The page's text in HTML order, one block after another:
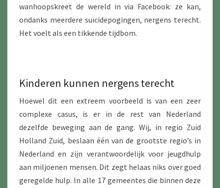
wanhoopskreet de wereld in via Facebook: ze kan,
ondanks meerdere suïcidepogingen, nergens terecht.
Het voelt als een tikkende tijdbom.
Kinderen kunnen nergens terecht
Hoewel dit een extreem voorbeeld is van een zeer
complexe casus, is er in de rest van Nederland
dezelfde beweging aan de gang. Wij, in regio Zuid
Holland Zuid, beslaan één van de grootste regio’s in
Nederland en zijn verantwoordelijk voor jeugdhulp
aan miljoenen mensen. Dit zegt helaas niks over goed
geregelde hulp. In alle 17 gemeentes die binnen deze